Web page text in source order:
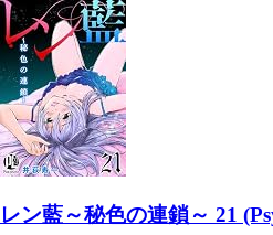
レン藍～秘色の連鎖～ 21